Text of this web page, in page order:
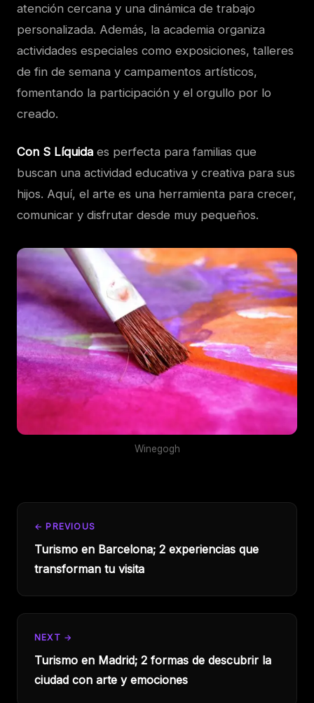
atención cercana y una dinámica de trabajo
personalizada. Además, la academia organiza
actividades especiales como exposiciones, talleres
de fin de semana y campamentos artísticos,
fomentando la participación y el orgullo por lo
creado.
Con S Líquida es perfecta para familias que
buscan una actividad educativa y creativa para sus
hijos. Aquí, el arte es una herramienta para crecer,
comunicar y disfrutar desde muy pequeños.
Winegogh
← PREVIOUS
Turismo en Barcelona; 2 experiencias que
transforman tu visita
NEXT →
Turismo en Madrid; 2 formas de descubrir la
ciudad con arte y emociones